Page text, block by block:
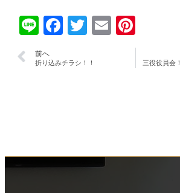
LineFacebook
TwitterEmail
前へ
折り込みチラシ！！ 三役役員会